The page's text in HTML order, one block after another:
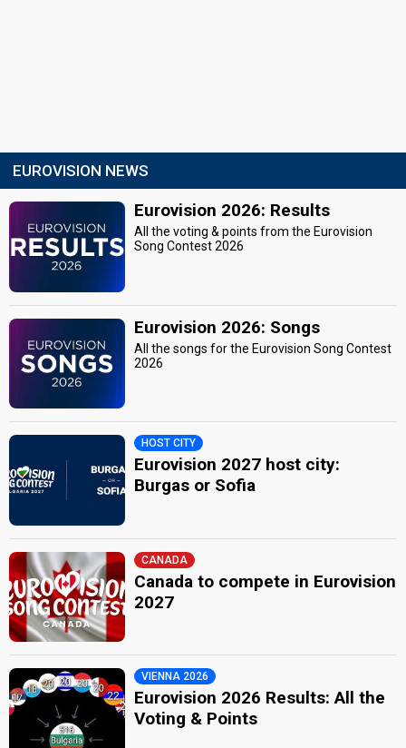
EUROVISION NEWS
Eurovision 2026: Results
All the voting & points from the Eurovision
Song Contest 2026
Eurovision 2026: Songs
All the songs for the Eurovision Song Contest
2026
HOST CITY
Eurovision 2027 host city:
Burgas or Sofia
CANADA
Canada to compete in Eurovision
2027
VIENNA 2026
Eurovision 2026 Results: All the
Voting & Points